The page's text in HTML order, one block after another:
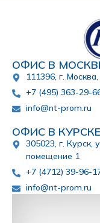
ОФИС В
111396, г.
+7 (495) 363-29-
info@nt-prom.ru
ОФИС В КУРСКЕ
305023, г. Курск,
помещение 1
+7 (4712) 39-96-
info@nt-prom.ru